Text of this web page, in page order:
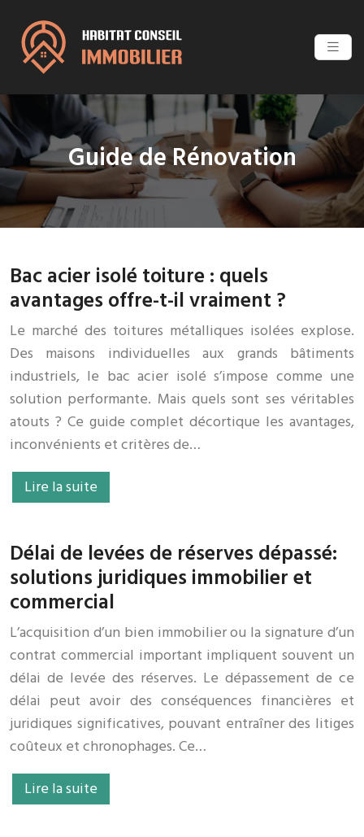
Guide de Rénovation
Bac acier isolé toiture : quels
avantages offre-t-il vraiment ?
Le marché des toitures métalliques isolées explose.
Des maisons individuelles aux grands bâtiments
industriels, le bac acier isolé s’impose comme une
solution performante. Mais quels sont ses véritables
atouts ? Ce guide complet décortique les avantages,
inconvénients et critères de…
Lire la suite
Délai de levées de réserves dépassé:
solutions juridiques immobilier et
commercial
L’acquisition d’un bien immobilier ou la signature d’un
contrat commercial important impliquent souvent un
délai de levée des réserves. Le dépassement de ce
délai peut avoir des conséquences financières et
juridiques significatives, pouvant entraîner des litiges
coûteux et chronophages. Ce…
Lire la suite